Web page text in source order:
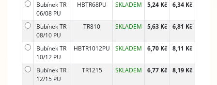
Bubínek TR
06/08 PU
HBTR68PU SKLADEM 5,24 Kč 6,34 Kč
Bubínek TR
08/10 PU
TR810 SKLADEM 5,63 Kč 6,81 Kč
Bubínek TR
10/12 PU
HBTR1012PU SKLADEM 6,70 Kč 8,11 Kč
Bubínek TR
12/15 PU
TR1215 SKLADEM 6,77 Kč 8,19 Kč